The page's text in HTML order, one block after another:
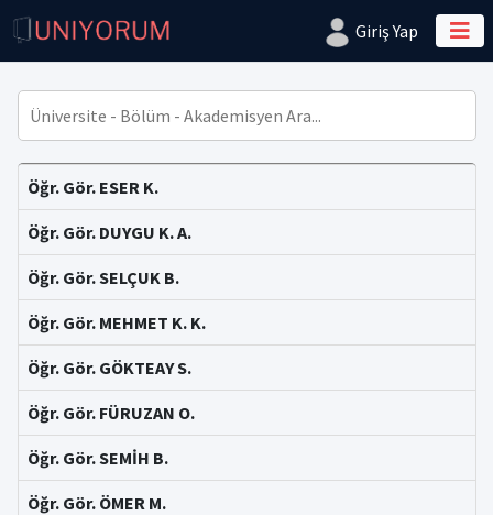
Giriş Yap
Öğr. Gör. ESER K.
Öğr. Gör. DUYGU K. A.
Öğr. Gör. SELÇUK B.
Öğr. Gör. MEHMET K. K.
Öğr. Gör. GÖKTEAY S.
Öğr. Gör. FÜRUZAN O.
Öğr. Gör. SEMİH B.
Öğr. Gör. ÖMER M.